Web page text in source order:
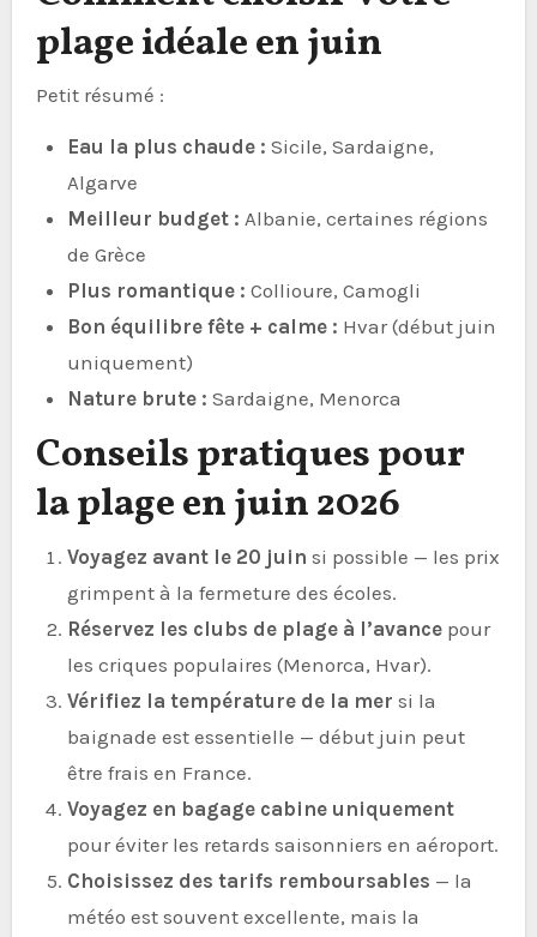
plage idéale en juin
Petit résumé :
Eau la plus chaude : Sicile, Sardaigne,
Algarve
Meilleur budget : Albanie, certaines régions
de Grèce
Plus romantique : Collioure, Camogli
Bon équilibre fête + calme : Hvar (début juin
uniquement)
Nature brute : Sardaigne, Menorca
Conseils pratiques pour
la plage en juin 2026
Voyagez avant le 20 juin si possible — les prix
grimpent à la fermeture des écoles.
Réservez les clubs de plage à l’avancepour
les criques populaires (Menorca, Hvar).
Vérifiez la température de la mer si la
baignade est essentielle — début juin peut
être frais en France.
Voyagez en bagage cabine uniquement
pour éviter les retards saisonniers en aéroport.
Choisissez des tarifs remboursables — la
météo est souvent excellente, mais la